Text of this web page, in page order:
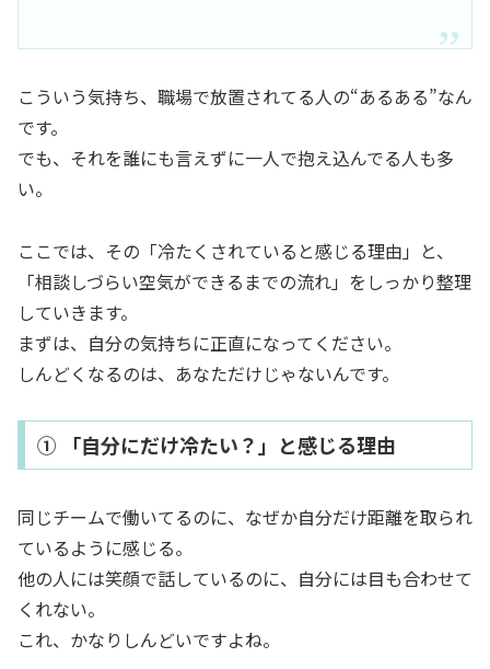
こういう気持ち、職場で放置されてる人の“あるある”なん
です。
でも、それを誰にも言えずに一人で抱え込んでる人も多
い。
ここでは、その「冷たくされていると感じる理由」と、
「相談しづらい空気ができるまでの流れ」をしっかり整理
していきます。
まずは、自分の気持ちに正直になってください。
しんどくなるのは、あなただけじゃないんです。
① 「自分にだけ冷たい？」と感じる理由
同じチームで働いてるのに、なぜか自分だけ距離を取られ
ているように感じる。
他の人には笑顔で話しているのに、自分には目も合わせて
くれない。
これ、かなりしんどいですよね。